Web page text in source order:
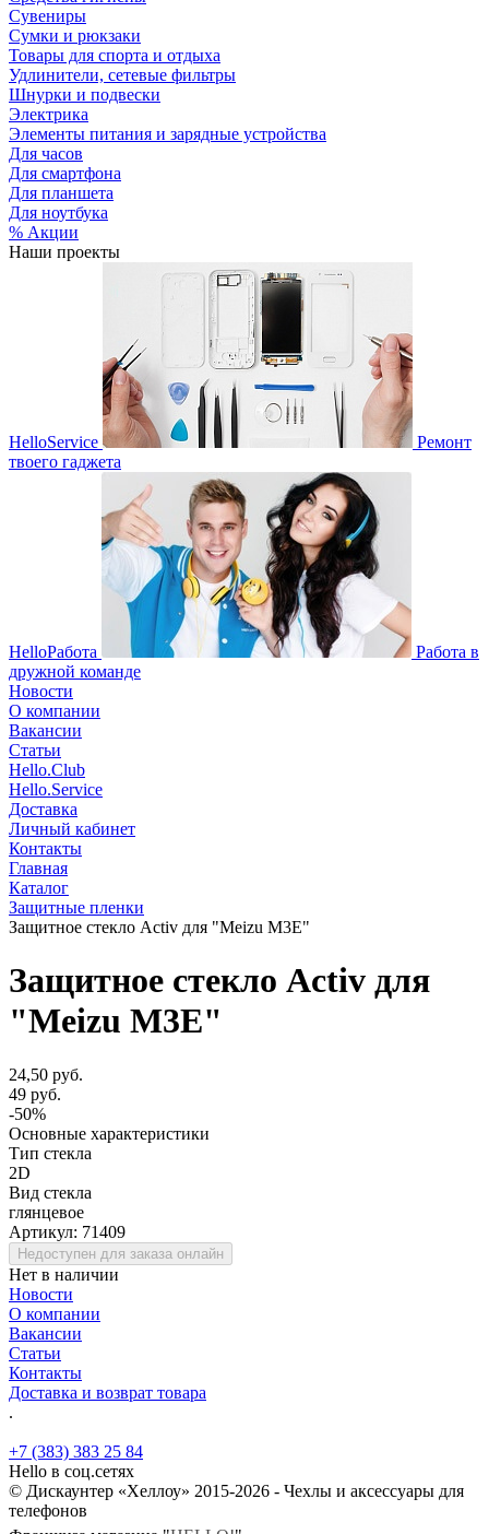
Сувениры
Сумки и рюкзаки
Товары для спорта и отдыха
Удлинители, сетевые фильтры
Шнурки и подвески
Электрика
Элементы питания и зарядные устройства
Для часов
Для смартфона
Для планшета
Для ноутбука
% Акции
Наши проекты
HelloService
Ремонт
твоего гаджета
HelloРабота
Работа в
дружной команде
Новости
О компании
Вакансии
Статьи
Hello.Club
Hello.Service
Доставка
Личный кабинет
Контакты
Главная
Каталог
Защитные пленки
Защитное стекло Activ для "Meizu M3E"
Защитное стекло Activ для
"Meizu M3E"
24,50 руб.
49 руб.
-50%
Основные характеристики
Тип стекла
2D
Вид стекла
глянцевое
Артикул: 71409
Недоступен для заказа онлайн
Нет в наличии
Новости
О компании
Вакансии
Статьи
Контакты
Доставка и возврат товара
.
+7 (383) 383 25 84
Hello в соц.сетях
© Дискаунтер «Хеллоу» 2015-2026 - Чехлы и аксессуары для
телефонов